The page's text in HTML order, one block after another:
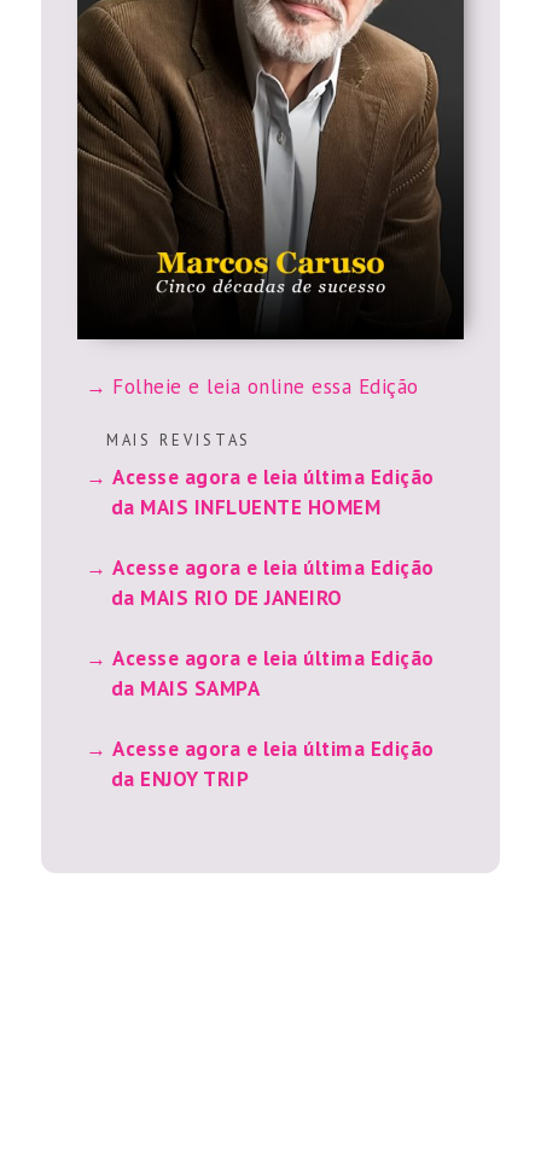
Folheie e leia online essa Edição
M A I S R E V I S T A S
Acesse agora e leia última Edição
da MAIS INFLUENTE HOMEM
Acesse agora e leia última Edição
da MAIS RIO DE JANEIRO
Acesse agora e leia última Edição
da MAIS SAMPA
Acesse agora e leia última Edição
da ENJOY TRIP